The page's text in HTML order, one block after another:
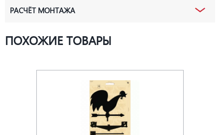
РАСЧЁТ МОНТАЖА
ПОХОЖИЕ ТОВАРЫ